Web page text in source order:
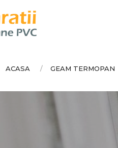
ACASA GEAM TERMOPAN